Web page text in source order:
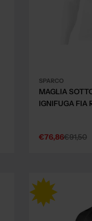
SPARCO
MAGLIA
IGNIFUGA FIA
Sale
€76,86
Regular€91,50